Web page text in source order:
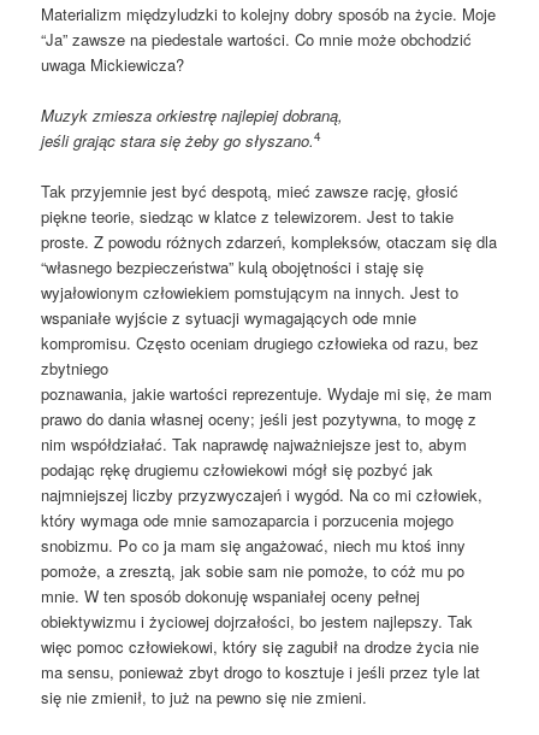
Materializm międzyludzki to kolejny dobry sposób na życie. Moje
“Ja” zawsze na piedestale wartości. Co mnie może obchodzić
uwaga Mickiewicza?
Muzyk zmiesza orkiestrę najlepiej dobraną,
jeśli grając stara się żeby go słyszano.4
Tak przyjemnie jest być despotą, mieć zawsze rację, głosić
piękne teorie, siedząc w klatce z telewizorem. Jest to takie
proste. Z powodu różnych zdarzeń, kompleksów, otaczam się dla
“własnego bezpieczeństwa” kulą obojętności i staję się
wyjałowionym człowiekiem pomstującym na innych. Jest to
wspaniałe wyjście z sytuacji wymagających ode mnie
kompromisu. Często oceniam drugiego człowieka od razu, bez
zbytniego
poznawania, jakie wartości reprezentuje. Wydaje mi się, że mam
prawo do dania własnej oceny; jeśli jest pozytywna, to mogę z
nim współdziałać. Tak naprawdę najważniejsze jest to, abym
podając rękę drugiemu człowiekowi mógł się pozbyć jak
najmniejszej liczby przyzwyczajeń i wygód. Na co mi człowiek,
który wymaga ode mnie samozaparcia i porzucenia mojego
snobizmu. Po co ja mam się angażować, niech mu ktoś inny
pomoże, a zresztą, jak sobie sam nie pomoże, to cóż mu po
mnie. W ten sposób dokonuję wspaniałej oceny pełnej
obiektywizmu i życiowej dojrzałości, bo jestem najlepszy. Tak
więc pomoc człowiekowi, który się zagubił na drodze życia nie
ma sensu, ponieważ zbyt drogo to kosztuje i jeśli przez tyle lat
się nie zmienił, to już na pewno się nie zmieni.